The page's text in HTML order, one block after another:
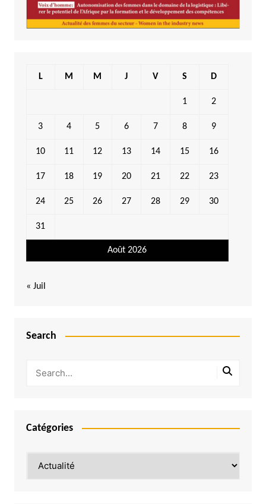
Août 2026
L M M J V S D
1 2
3 4 5 6 7 8 9
10 11 12 13 14 15 16
17 18 19 20 21 22 23
24 25 26 27 28 29 30
31
« Juil
Search
Catégories